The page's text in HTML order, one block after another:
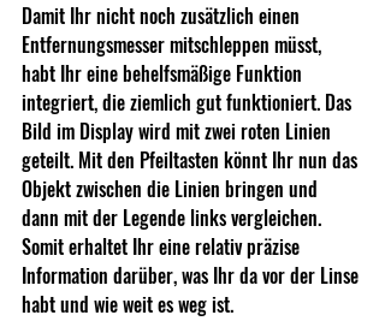
Damit Ihr nicht noch zusätzlich einen
Entfernungsmesser mitschleppen müsst,
habt Ihr eine behelfsmäßige Funktion
integriert, die ziemlich gut funktioniert. Das
Bild im Display wird mit zwei roten Linien
geteilt. Mit den Pfeiltasten könnt Ihr nun das
Objekt zwischen die Linien bringen und
dann mit der Legende links vergleichen.
Somit erhaltet Ihr eine relativ präzise
Information darüber, was Ihr da vor der Linse
habt und wie weit es weg ist.